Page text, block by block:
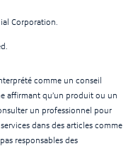
Corporation.
comme un conseil
affirmant qu’un produit ou un
un professionnel pour
dans des articles comme
responsables des